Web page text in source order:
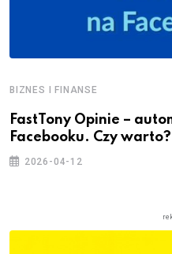
BIZNES I FINANSE
FastTony Opinie –
Facebooku. Czy warto?
2026-04-12